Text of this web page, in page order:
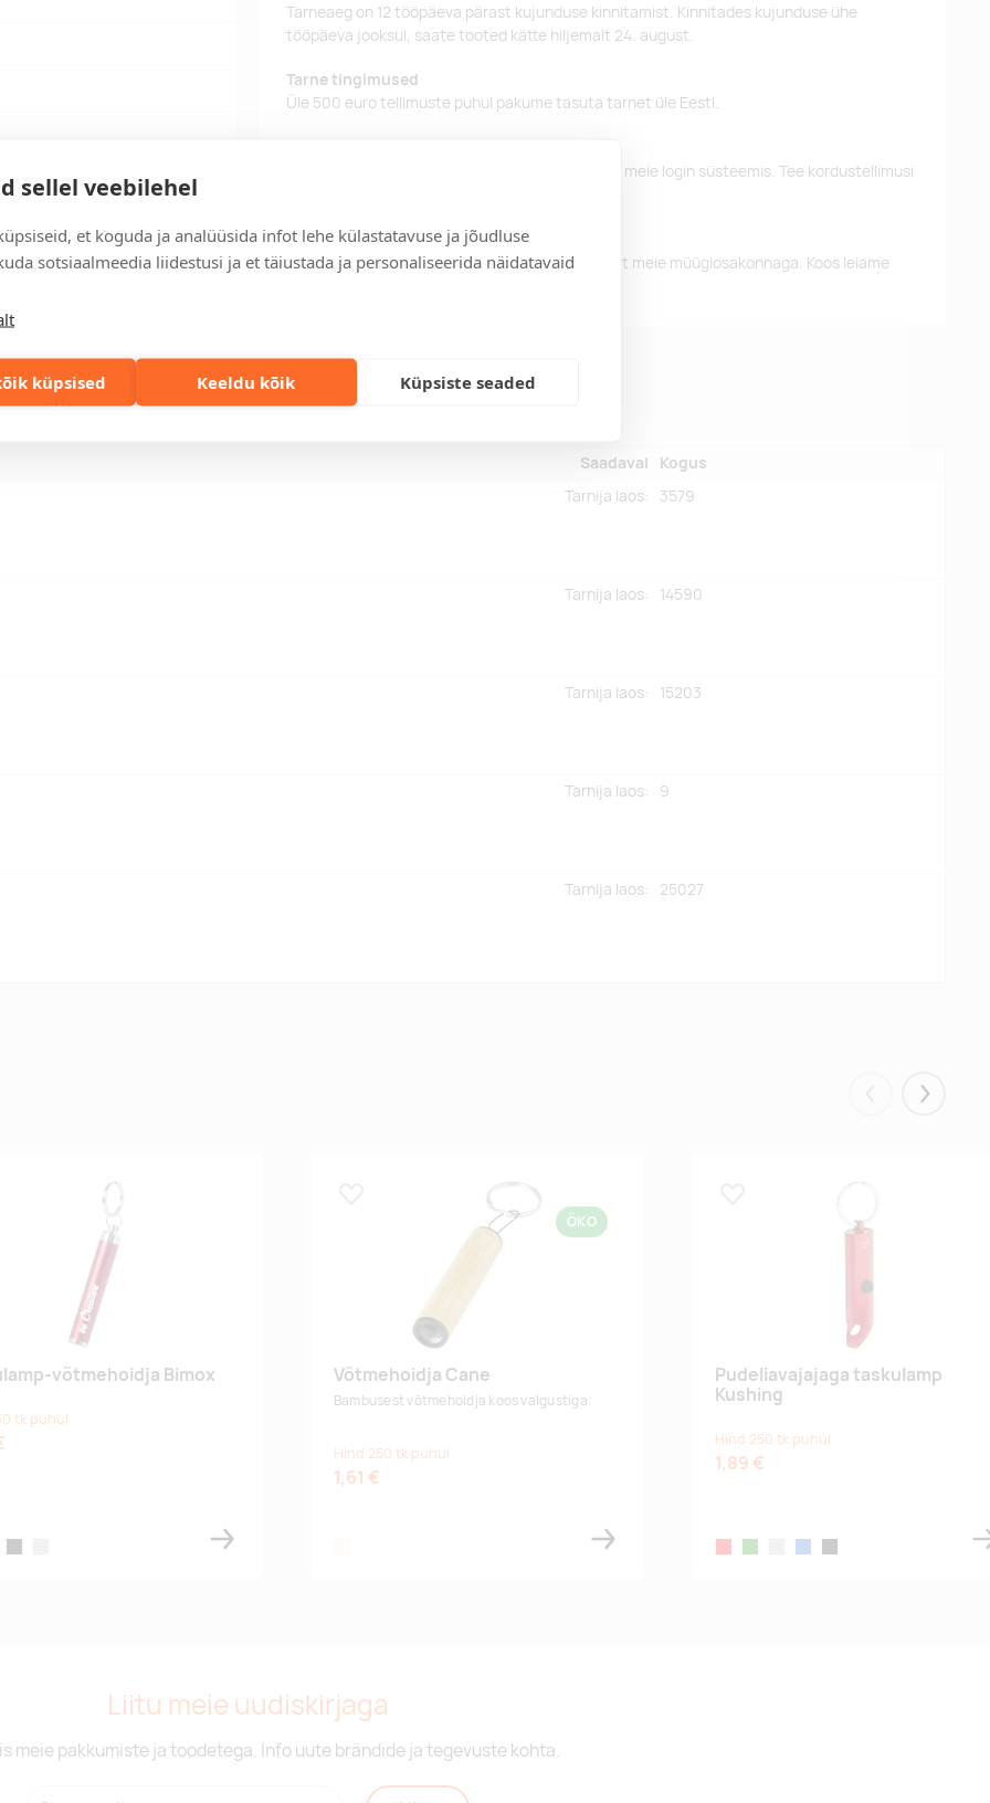
sellel veebilehel
et koguda ja analüüsida infot lehe külastatavuse ja jõudluse
sotsiaalmeedia liidestusi ja et täiustada ja personaliseerida näidatavaid
küpsised Keeldu kõik Küpsiste seaded
Tarneaeg on 12 tööpäeva pärast kujunduse kinnitamist. Kinnitades kujunduse ühe
tööpäeva jooksul, saate tooted kätte hiljemalt 24. august.
Tarne tingimused
Üle 500 euro tellimuste puhul pakume tasuta tarnet üle Eesti.
Jälgi oma olemasolevaid ning eelnevaid tellimusi meie login süsteemis. Tee kordustellimusi
Kiired tellimused
Kiirema tarneaja vajadusel palun võtke ühendust meie müügiosakonnaga. Koos leiame
Saadaval Kogus
Tarnija laos: 3579
Tarnija laos: 14590
Tarnija laos: 15203
Tarnija laos: 9
Tarnija laos: 25027
Eelmised
võtmehoidja Bimox
tk puhul
ÖKO
Võtmehoidja Cane
Bambusest võtmehoidja koos valgustiga.
Hind 250 tk puhul
1,61 €
Pudeliavajajaga taskulamp
Kushing
Hind 250 tk puhul
1,89 €
Liitu meie uudiskirjaga
meie pakkumiste ja toodetega. Info uute brändide ja tegevuste kohta.